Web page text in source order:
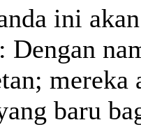
ini
Dengan
mereka
baru